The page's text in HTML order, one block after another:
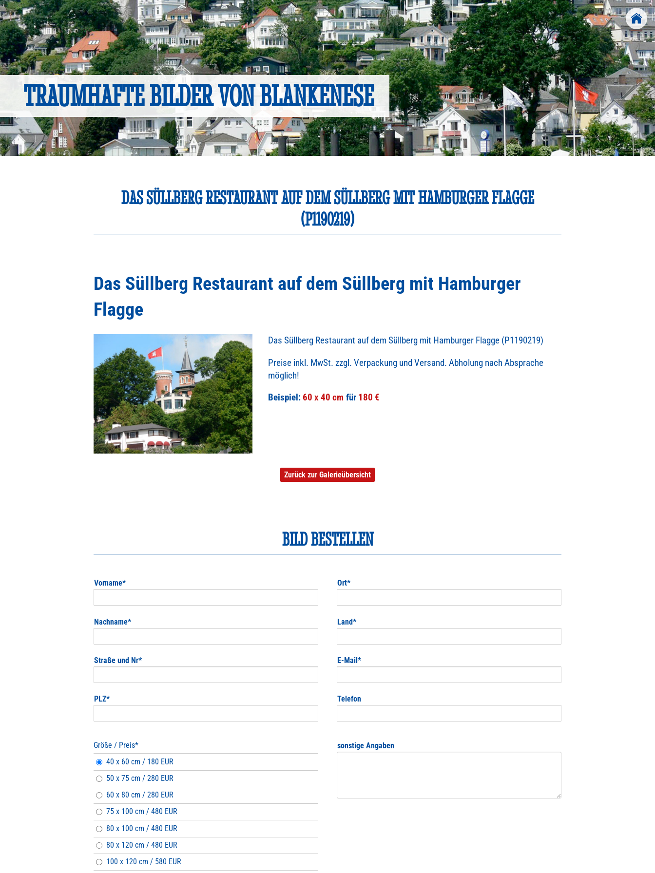
TRAUMHAFTE BILDER VON BLANKENESE
DAS SÜLLBERG RESTAURANT AUF DEM SÜLLBERG MIT HAMBURGER FLAGGE
(P1190219)
Das Süllberg Restaurant auf dem Süllberg mit Hamburger
Flagge
Das Süllberg Restaurant auf dem Süllberg mit Hamburger Flagge (P1190219)
Preise inkl. MwSt. zzgl. Verpackung und Versand. Abholung nach Absprache
möglich!
Beispiel: 60 x 40 cm 180 €
Zurück zur Galerieübersicht
BILD BESTELLEN
Pflichtfeld
Vorname*
Pflichtfeld
Nachname*
Pflichtfeld
Straße und Nr*
Pflichtfeld
PLZ*
Pflichtfeld
Ort*
Pflichtfeld
Land*
Pflichtfeld
E-Mail*
Telefon
Pflichtfeld
Größe / Preis*
40 x 60 cm / 180 EUR
50 x 75 cm / 280 EUR
60 x 80 cm / 280 EUR
75 x 100 cm / 480 EUR
80 x 100 cm / 480 EUR
80 x 120 cm / 480 EUR
100 x 120 cm / 580 EUR
sonstige Angaben